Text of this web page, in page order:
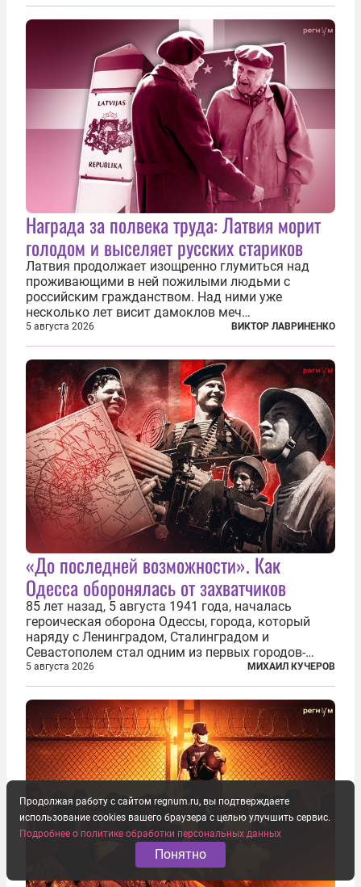
Награда за полвека труда: Латвия морит
голодом и выселяет русских стариков
Латвия продолжает изощренно глумиться над
проживающими в ней пожилыми людьми с
российским гражданством. Над ними уже
несколько лет висит дамоклов меч
насильственного выдворения. Некоторых уже
депортировали, а многие уехали сами, не
дожидаясь изгнания из родных домов. Пожилых
людей, проваливших...
5 августа 2026 ВИКТОР ЛАВРИНЕНКО
«До последней возможности». Как
Одесса оборонялась от захватчиков
85 лет назад, 5 августа 1941 года, началась
героическая оборона Одессы, города, который
наряду с Ленинградом, Сталинградом и
Севастополем стал одним из первых городов-
героев. Историки приводят фразу из телеграммы
Иосифа Сталина, датированной сентябрем 1941-
го: «Прошу героических участников обороны...
5 августа 2026 МИХАИЛ КУЧЕРОВ
Продолжая работу с сайтом regnum.ru, вы подтверждаете
использование cookies вашего браузера с целью улучшить сервис.
Подробнее о политике обработки персональных данных
Понятно